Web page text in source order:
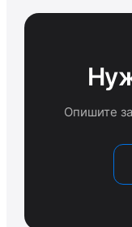
Опишите